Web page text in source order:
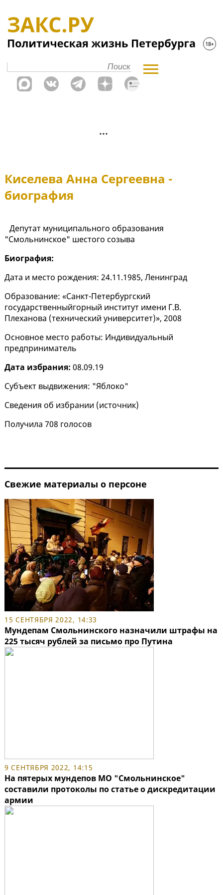
Киселева Анна Сергеевна -
биография
Депутат муниципального образования
"Смольнинское" шестого созыва
Биография:
Дата и место рождения: 24.11.1985, Ленинград
Образование: «Санкт-Петербургский
государственныйгорный институт имени Г.В.
Плеханова (технический университет)», 2008
Основное место работы: Индивидуальный
предприниматель
Дата избрания: 08.09.19
Субъект выдвижения: "Яблоко"
Сведения об избрании (источник)
Получила 708 голосов
Свежие материалы о персоне
15 СЕНТЯБРЯ 2022, 14:33
Мундепам Смольнинского назначили штрафы на
225 тысяч рублей за письмо про Путина
9 СЕНТЯБРЯ 2022, 14:15
На пятерых мундепов МО "Смольнинское"
составили протоколы по статье о дискредитации
армии